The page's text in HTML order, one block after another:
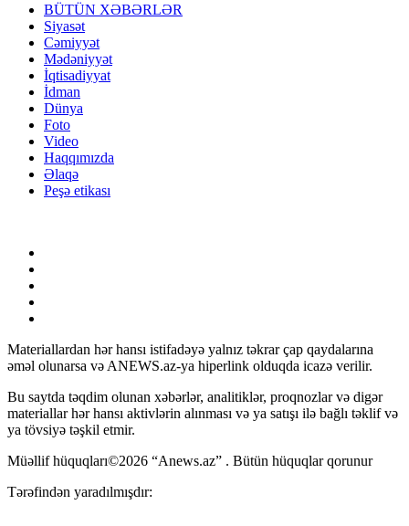
BÜTÜN XƏBƏRLƏR
Siyasət
Cəmiyyət
Mədəniyyət
İqtisadiyyat
İdman
Dünya
Foto
Video
Haqqımızda
Əlaqə
Peşə etikası
Materiallardan hər hansı istifadəyə yalnız təkrar çap qaydalarına
əməl olunarsa və ANEWS.az-ya hiperlink olduqda icazə verilir.
Bu saytda təqdim olunan xəbərlər, analitiklər, proqnozlar və digər
materiallar hər hansı aktivlərin alınması və ya satışı ilə bağlı təklif və
ya tövsiyə təşkil etmir.
Müəllif hüquqları©2026 “Anews.az” . Bütün hüquqlar qorunur
Tərəfindən yaradılmışdır: